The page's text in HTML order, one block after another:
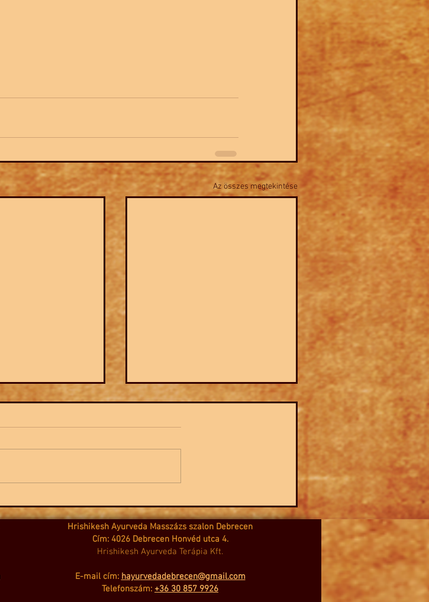
Az összes megtekintése
téli szezon végére?
Hrishikesh Ayurveda Masszázs szalon Debrecen
Cím: 4026 Debrecen Honvéd utca 4.
Hrishikesh Ayurveda Terápia Kft.
E-mail cím: hayurvedadebrecen@gmail.com
Telefonszám: +36 30 857 9926